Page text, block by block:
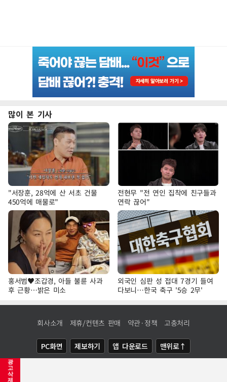
광
고
삭
제
많이 본 기사
"서장훈, 28억에 산 서초 건물
450억에 매물로"
전현무 "전 연인 집착에 친구들과
연락 끊어"
홍서범♥조갑경, 아들 불륜 사과
후 근황…밝은 미소
외국인 심판 성 접대 7경기 들여
다보니…한국 축구 '5승 2무'
회사소개 제휴/컨텐츠 판매 약관·정책 고충처리
PC화면 제보하기 앱 다운로드 맨위로↑